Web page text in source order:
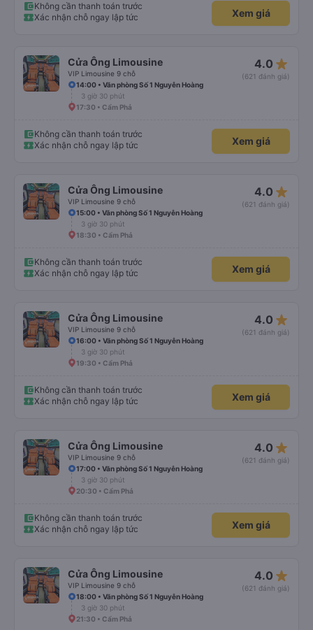
Không cần thanh toán trước
Xác nhận chỗ ngay lập tức
Xem giá
Cửa Ông Limousine
VIP Limousine 9 chỗ
4.0 star_rate
(621 đánh giá)
14:00 • Văn phòng Số 1 Nguyễn Hoàng
3 giờ 30 phút
17:30 • Cẩm Phả
Không cần thanh toán trước
Xác nhận chỗ ngay lập tức
Xem giá
Cửa Ông Limousine
VIP Limousine 9 chỗ
4.0 star_rate
(621 đánh giá)
15:00 • Văn phòng Số 1 Nguyễn Hoàng
3 giờ 30 phút
18:30 • Cẩm Phả
Không cần thanh toán trước
Xác nhận chỗ ngay lập tức
Xem giá
Cửa Ông Limousine
VIP Limousine 9 chỗ
4.0 star_rate
(621 đánh giá)
16:00 • Văn phòng Số 1 Nguyễn Hoàng
3 giờ 30 phút
19:30 • Cẩm Phả
Không cần thanh toán trước
Xác nhận chỗ ngay lập tức
Xem giá
Cửa Ông Limousine
VIP Limousine 9 chỗ
4.0 star_rate
(621 đánh giá)
17:00 • Văn phòng Số 1 Nguyễn Hoàng
3 giờ 30 phút
20:30 • Cẩm Phả
Không cần thanh toán trước
Xác nhận chỗ ngay lập tức
Xem giá
Cửa Ông Limousine
VIP Limousine 9 chỗ
4.0 star_rate
(621 đánh giá)
18:00 • Văn phòng Số 1 Nguyễn Hoàng
3 giờ 30 phút
21:30 • Cẩm Phả